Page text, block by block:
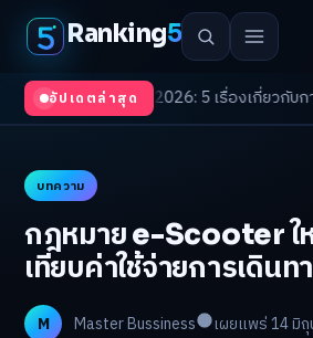
Ranking5
อัปเดตล่าสุด
Trends 2026: 5 เรื่องเกี่ยวกับการแพทย์ที่คว
บทความ
กฎหมาย e-Scooter ใ
เทียบค่าใช้จ่ายการเดินท
M Master Bussiness
เผยแพร่ 14 มิถุ